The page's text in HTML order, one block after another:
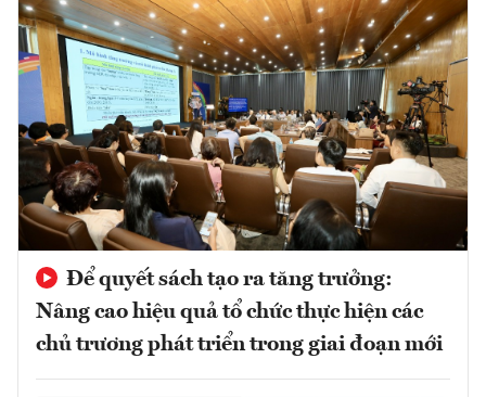
Để quyết sách tạo ra tăng trưởng:
Nâng cao hiệu quả tổ chức thực hiện các
chủ trương phát triển trong giai đoạn mới